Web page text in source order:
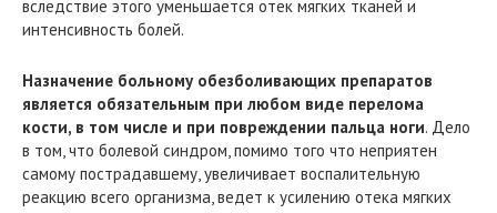
вследствие этого уменьшается отек мягких тканей и
интенсивность болей.
Назначение больному обезболивающих препаратов
является обязательным при любом виде перелома
кости, в том числе и при повреждении пальца ноги. Дело
в том, что болевой синдром, помимо того что неприятен
самому пострадавшему, увеличивает воспалительную
реакцию всего организма, ведет к усилению отека мягких